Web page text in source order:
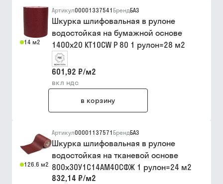
14 м2
Артикул00001337541 БрендБАЗ
Шкурка шлифовальная в рулоне
водостойкая на бумажной основе
1400х20 KT10CW P 80 1 рулон=28 м2
601,92 ₽/м2
вкл ндс
в корзину
126.6 м2
Артикул00001137571 БрендБАЗ
Шкурка шлифовальная в рулоне
водостойкая на тканевой основе
800х30У1С14АМ40СФЖ 1 рулон=24 м2
832,14 ₽/м2